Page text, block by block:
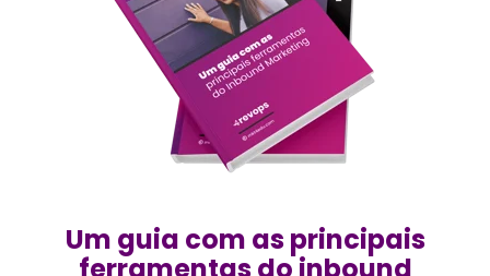
Um guia com as principais